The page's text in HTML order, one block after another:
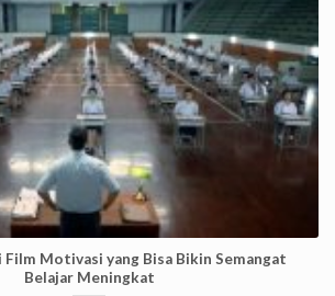
Film Motivasi yang Bisa Bikin Semangat
Belajar Meningkat